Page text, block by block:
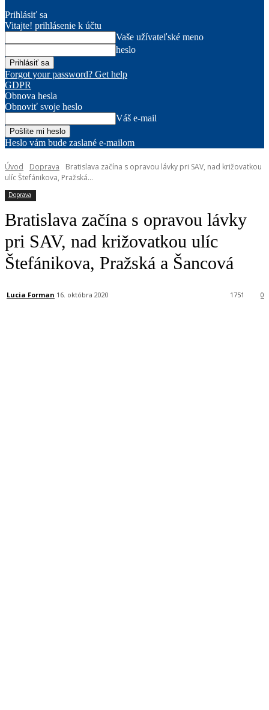
Prihlásiť sa
Vitajte! prihlásenie k účtu
Vaše užívateľské meno
heslo
Forgot your password? Get help
GDPR
Obnova hesla
Obnoviť svoje heslo
Váš e-mail
Heslo vám bude zaslané e-mailom
Úvod Doprava
Bratislava začína s opravou lávky pri SAV, nad križovatkou
ulíc Štefánikova, Pražská...
Doprava
Bratislava začína s opravou lávky
pri SAV, nad križovatkou ulíc
Štefánikova, Pražská a Šancová
Lucia Forman 16. októbra 2020 0
1751